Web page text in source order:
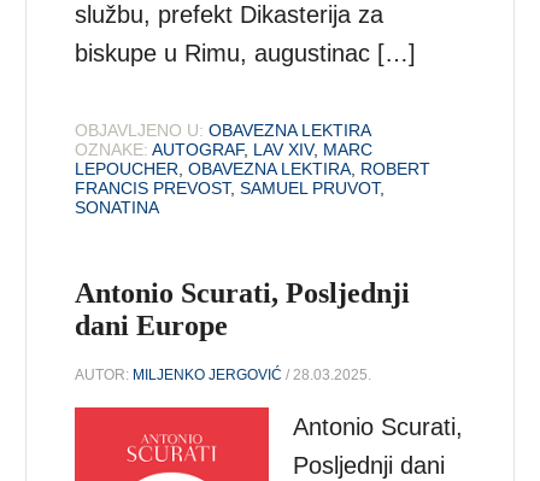
službu, prefekt Dikasterija za
biskupe u Rimu, augustinac […]
OBJAVLJENO U: OBAVEZNA LEKTIRA
OZNAKE: AUTOGRAF, LAV XIV, MARC
LEPOUCHER,OBAVEZNA LEKTIRA, ROBERT
FRANCIS PREVOST,SAMUEL PRUVOT,
SONATINA
Antonio Scurati, Posljednji
dani Europe
AUTOR: MILJENKO JERGOVIĆ / 28.03.2025.
Antonio Scurati,
Posljednji dani